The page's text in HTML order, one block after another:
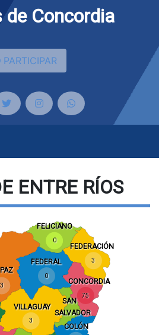
de Concordia
PARTICIPAR
ENTRE RÍOS
VILLAGUAY
3
COLÓN
FEDERACIÓN
3
FEDERAL
0
FELICIANO
0
3
SAN
SALVADOR
CONCORDIA
75